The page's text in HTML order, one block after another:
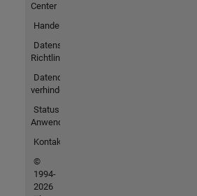
Center
Handelsmarken
Datenschutz-
Richtlinien
Datendiebstahl
verhindern
Status von
Anwendungen
Kontakt
©
1994-
2026